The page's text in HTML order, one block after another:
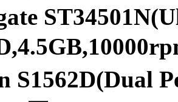
S1562D(Dual